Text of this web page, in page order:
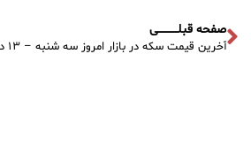
صفحه قبلـــــــــــی
آخرین قیمت سکه در بازار امروز سه شنبه – ۱۳ دی ۱۴۰۱